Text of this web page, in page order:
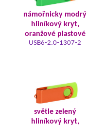
námořnicky modrý
hliníkový kryt,
oranžové plastové
USB6-2.0-1307-2
světle zelený
hliníkový kryt,